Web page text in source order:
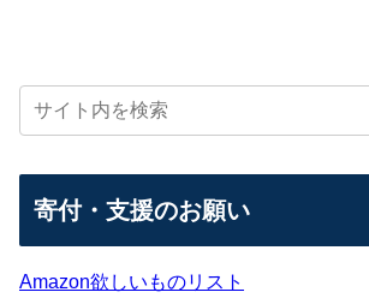
寄付・支援のお願い
Amazon欲しいものリスト